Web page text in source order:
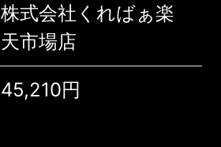
株式会社くればぁ楽
天市場店
45,210円